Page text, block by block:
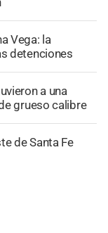
Vega: la
detenciones
a una
grueso calibre
de Santa Fe